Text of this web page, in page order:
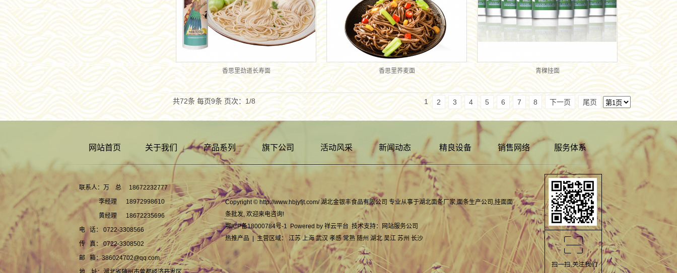
香思里劲道长寿面 香思里荞麦面 青稞挂面
共72条 每页9条 页次：1/8 1 2 3 4 5 6 7 8 下一页 尾页
网站首页 关于我们 产品系列 旗下公司 活动风采 新闻动态 精良设备 销售网络 服务体系
联系人：万 总 18672232777
李经理 18972998610
黄经理 18672235696
电 话： 0722-3308566
传 真： 0722-3308502
邮 箱：386024702@qq.com
Copyright © http://www.hbjyfjt.com/ 湖北金银丰食品有限公司 专业从事于湖北面条厂家,面条生产公司 ,挂面面
条批发, 欢迎来电咨询!
鄂ICP备18000784号-1 Powered by 祥云平台 技术支持：
网站服务公司
热推产品 | 主营区域： 江苏 上海 武汉 孝感 常熟 随州 湖北 吴江 苏州 长沙